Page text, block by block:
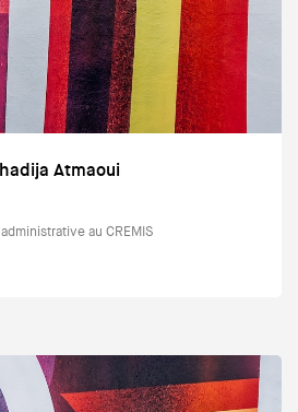
Atmaoui
au CREMIS